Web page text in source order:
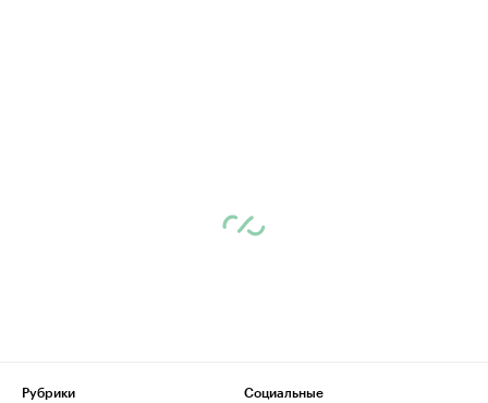
Рубрики
Социальные